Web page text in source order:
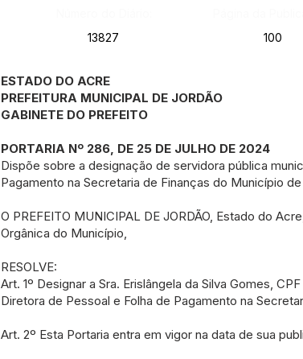
13827
100
ESTADO DO ACRE
PREFEITURA MUNICIPAL DE JORDÃO
GABINETE DO PREFEITO
PORTARIA Nº 286, DE 25 DE JULHO DE 2024
Dispõe sobre a designação de servidora pública
Pagamento na Secretaria de Finanças do Município
O PREFEITO MUNICIPAL DE JORDÃO, Estado do
Orgânica do Município,
RESOLVE:
Art. 1º Designar a Sra. Erislângela da Silva Gomes,
Diretora de Pessoal e Folha de Pagamento na
Art. 2º Esta Portaria entra em vigor na data de sua